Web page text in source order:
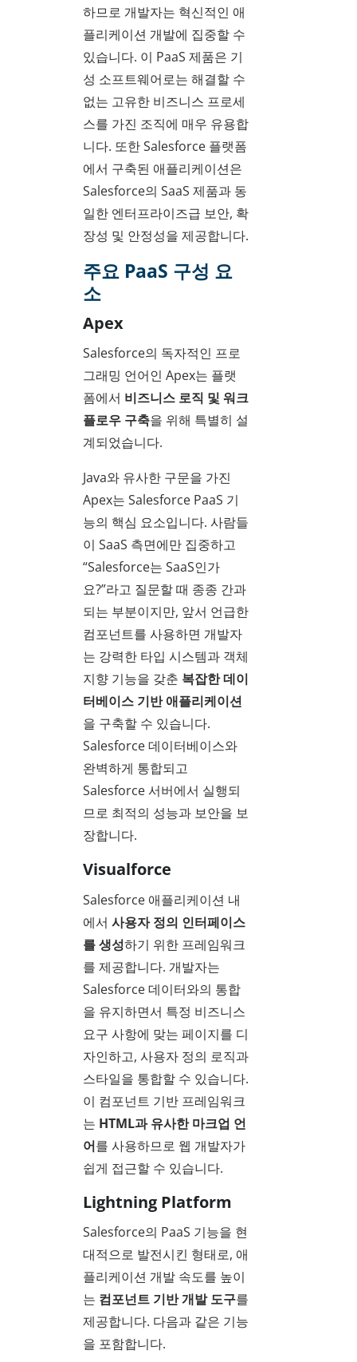
하므로 개발자는 혁신적인 애
플리케이션 개발에 집중할 수
있습니다. 이 PaaS 제품은 기
성 소프트웨어로는 해결할 수
없는 고유한 비즈니스 프로세
스를 가진 조직에 매우 유용합
니다. 또한 Salesforce 플랫폼
에서 구축된 애플리케이션은
Salesforce의 SaaS 제품과 동
일한 엔터프라이즈급 보안, 확
장성 및 안정성을 제공합니다.
주요 PaaS 구성 요
소
Apex
Salesforce의 독자적인 프로
그래밍 언어인 Apex는 플랫
폼에서 비즈니스 로직 및 워크
플로우 구축을 위해 특별히 설
계되었습니다.
Java와 유사한 구문을 가진
Apex는 Salesforce PaaS 기
능의 핵심 요소입니다. 사람들
이 SaaS 측면에만 집중하고
“Salesforce는 SaaS인가
요?”라고 질문할 때 종종 간과
되는 부분이지만, 앞서 언급한
컴포넌트를 사용하면 개발자
는 강력한 타입 시스템과 객체
지향 기능을 갖춘 복잡한 데이
터베이스 기반 애플리케이션
을 구축할 수 있습니다.
Salesforce 데이터베이스와
완벽하게 통합되고
Salesforce 서버에서 실행되
므로 최적의 성능과 보안을 보
장합니다.
Visualforce
Salesforce 애플리케이션 내
에서 사용자 정의 인터페이스
를 생성하기 위한 프레임워크
를 제공합니다. 개발자는
Salesforce 데이터와의 통합
을 유지하면서 특정 비즈니스
요구 사항에 맞는 페이지를 디
자인하고, 사용자 정의 로직과
스타일을 통합할 수 있습니다.
이 컴포넌트 기반 프레임워크
는 HTML과 유사한 마크업 언
어를 사용하므로 웹 개발자가
쉽게 접근할 수 있습니다.
Lightning Platform
Salesforce의 PaaS 기능을 현
대적으로 발전시킨 형태로, 애
플리케이션 개발 속도를 높이
는 컴포넌트 기반 개발 도구를
제공합니다. 다음과 같은 기능
을 포함합니다.